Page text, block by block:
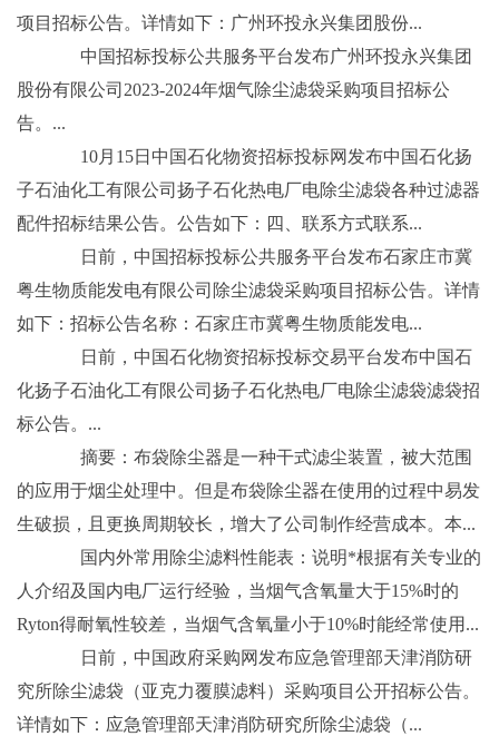
项目招标公告。详情如下：广州环投永兴集团股份...
中国招标投标公共服务平台发布广州环投永兴集团
股份有限公司2023-2024年烟气除尘滤袋采购项目招标公
告。...
10月15日中国石化物资招标投标网发布中国石化扬
子石油化工有限公司扬子石化热电厂电除尘滤袋各种过滤器
配件招标结果公告。公告如下：四、联系方式联系...
日前，中国招标投标公共服务平台发布石家庄市冀
粤生物质能发电有限公司除尘滤袋采购项目招标公告。详情
如下：招标公告名称：石家庄市冀粤生物质能发电...
日前，中国石化物资招标投标交易平台发布中国石
化扬子石油化工有限公司扬子石化热电厂电除尘滤袋滤袋招
标公告。...
摘要：布袋除尘器是一种干式滤尘装置，被大范围
的应用于烟尘处理中。但是布袋除尘器在使用的过程中易发
生破损，且更换周期较长，增大了公司制作经营成本。本...
国内外常用除尘滤料性能表：说明*根据有关专业的
人介绍及国内电厂运行经验，当烟气含氧量大于15%时的
Ryton得耐氧性较差，当烟气含氧量小于10%时能经常使用...
日前，中国政府采购网发布应急管理部天津消防研
究所除尘滤袋（亚克力覆膜滤料）采购项目公开招标公告。
详情如下：应急管理部天津消防研究所除尘滤袋（...